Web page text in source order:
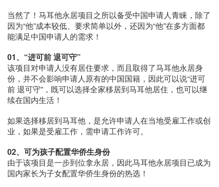
当然了！马耳他永居项目之所以备受中国申请人青睐，除了
因为“他”成本较低、要求简单以外，还因为“他”在多方面都
能满足中国申请人的需求！
01、 “进可前 退可守”
该项目对申请人没有居住要求，而且取得了马耳他永居身
份，并不会影响申请人原有的中国国籍，因此可以说“进可
前 退可守”，既可以选择全家移居到马耳他居住，也可以继
续在国内生活！
如果选择移居到马耳他，是允许申请人在当地受雇工作或创
业，如果是受雇工作，需申请工作许可。
02、 可为孩子配置华侨生身份
由于该项目是一步到位拿永居，因此马耳他永居项目已成为
国内家长为子女配置华侨生身份的热选！